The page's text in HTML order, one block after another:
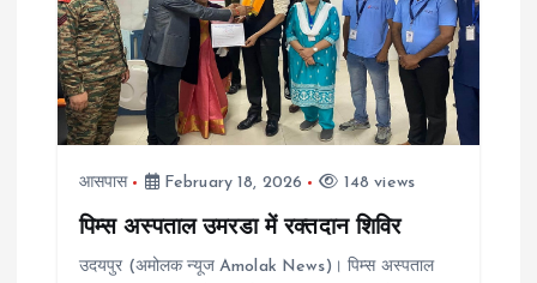
आसपास February 18, 2026 148 views
पिम्स अस्पताल उमरडा में रक्तदान शिविर
उदयपुर (अमोलक न्यूज Amolak News)। पिम्स अस्पताल